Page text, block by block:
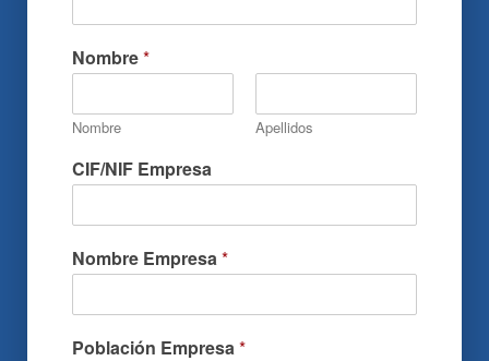
Nombre*
Nombre Apellidos
CIF/NIF Empresa
Nombre Empresa *
Población Empresa *